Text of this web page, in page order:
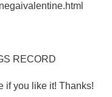
RECORD
if you like it! Thanks!